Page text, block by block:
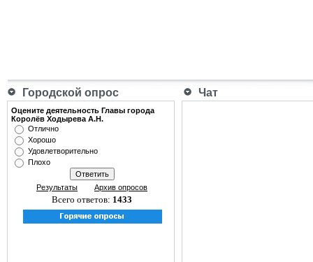
Городской опрос Чат
Оцените деятельность Главы города
Королёв Ходырева А.Н.
Отлично
Хорошо
Удовлетворительно
Плохо
Результаты Архив опросов
Всего ответов: 1433